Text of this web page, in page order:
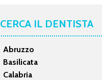
CERCA IL DENTISTA
Abruzzo
Basilicata
Calabria